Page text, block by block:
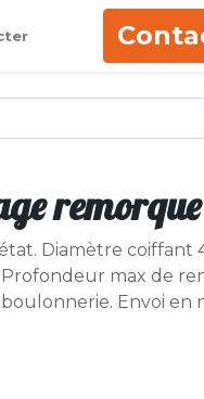
remorque
Diamètre coiffant
max de
boulonnerie. Envoi en